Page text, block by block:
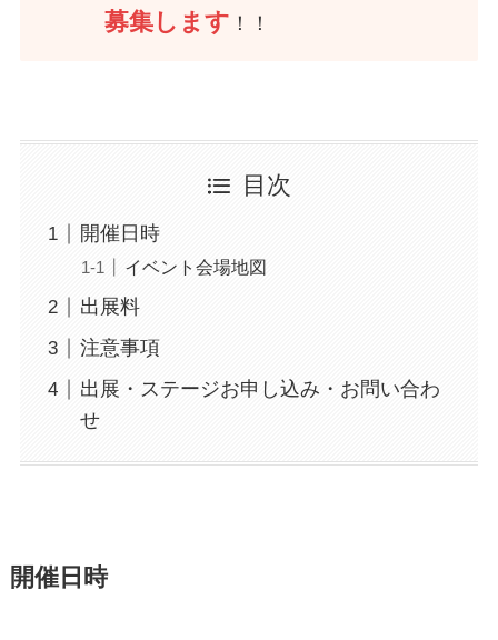
募集します ！！
目次
開催日時
イベント会場地図
出展料
注意事項
出展・ステージお申し込み・お問い合わ
せ
開催日時